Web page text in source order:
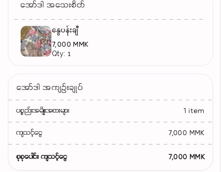
အော်ဒါ အသေးစိတ်
နွေပန်းချီ
7,000 MMK
Qty: 1
အော်ဒါ အကျဉ်းချုပ်
ပစ္စည်းအမျိုးအစားများ 1 item
ကျသင့်ငွေ 7,000 MMK
စုစုပေါင်း ကျသင့်ငွေ 7,000 MMK